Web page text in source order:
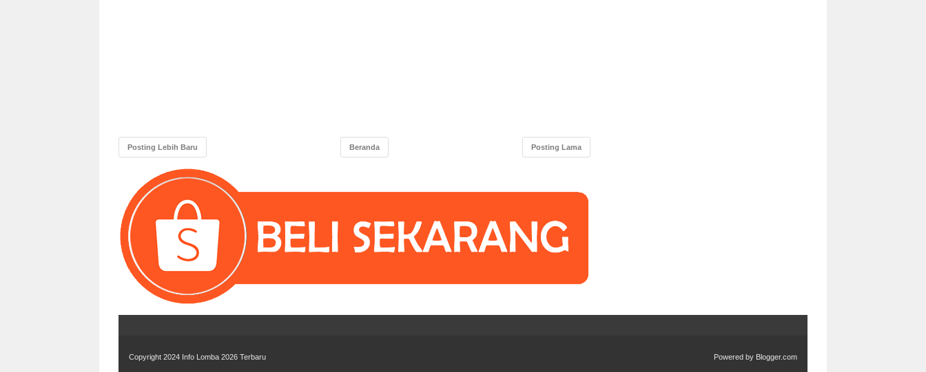
Posting Lebih Baru Posting Lama
Beranda
Copyright 2024 Info Lomba 2026 Terbaru Powered by Blogger.com